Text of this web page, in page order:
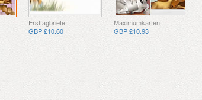
Ersttagbriefe
GBP £10.60
Maximumkarten
GBP £10.93